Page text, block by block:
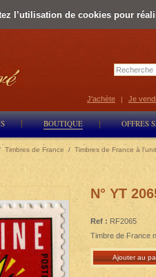
l’utilisation de cookies pour
BOUTIQUE OFFRES
J'achète | Je
Timbres de France / Timbres de France à
N° YT
Ref : RF2065
Timbre de France
Ajouter au